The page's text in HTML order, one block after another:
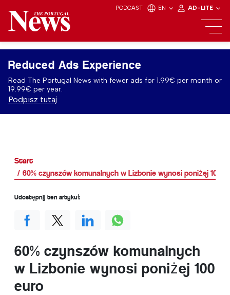
PODCAST EN AD-LITE
Reduced Ads Experience
Read The Portugal News with fewer ads for 1.99€ per month or
19.99€ per year.
Podpisz tutaj
Start
60% czynszów komunalnych w Lizbonie wynosi poniżej 100
60% czynszów komunalnych
w Lizbonie wynosi poniżej 100
euro
Udostępnij ten artykuł: